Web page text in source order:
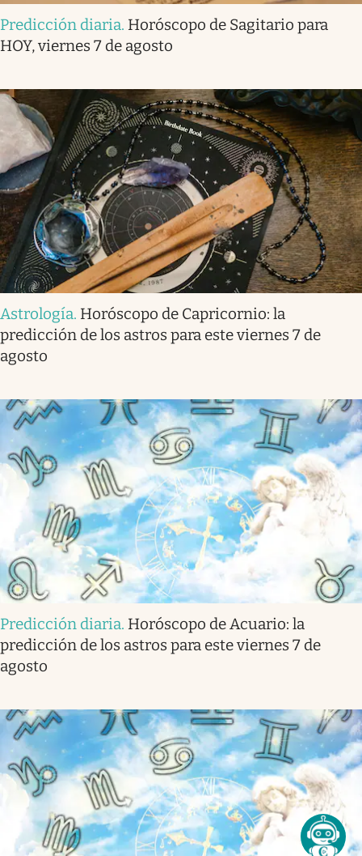
Predicción diaria. Horóscopo de Sagitario para
HOY, viernes 7 de agosto
Astrología. Horóscopo de Capricornio: la
predicción de los astros para este viernes 7 de
agosto
Predicción diaria. Horóscopo de Acuario: la
predicción de los astros para este viernes 7 de
agosto